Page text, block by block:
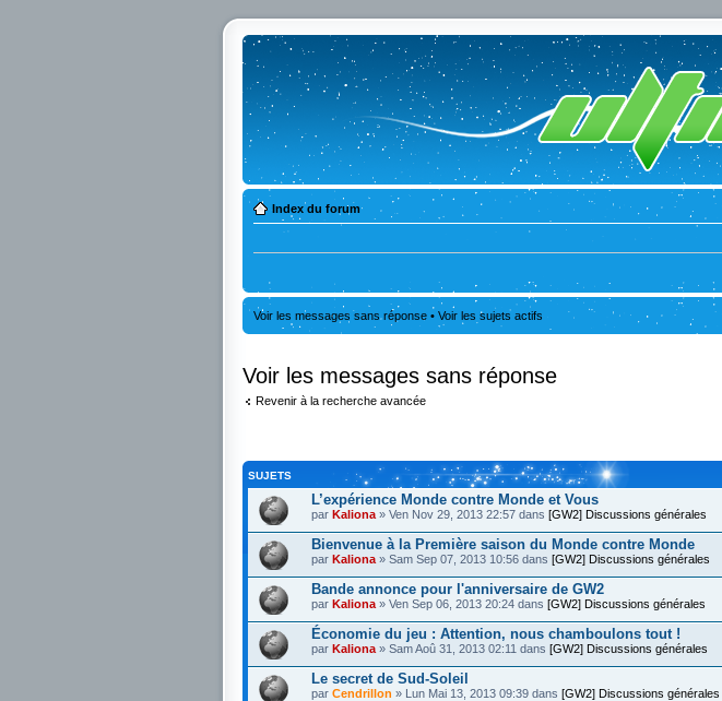
Index du forum
Voir les messages sans réponse • Voir les sujets actifs
Voir les messages sans réponse
Revenir à la recherche avancée
SUJETS
L’expérience Monde contre Monde et Vous
par Kaliona » Ven Nov 29, 2013 22:57 dans [GW2] Discussions générales
Bienvenue à la Première saison du Monde contre Monde
par Kaliona » Sam Sep 07, 2013 10:56 dans [GW2] Discussions générales
Bande annonce pour l'anniversaire de GW2
par Kaliona » Ven Sep 06, 2013 20:24 dans [GW2] Discussions générales
Économie du jeu : Attention, nous chamboulons tout !
par Kaliona » Sam Aoû 31, 2013 02:11 dans [GW2] Discussions générales
Le secret de Sud-Soleil
par Cendrillon » Lun Mai 13, 2013 09:39 dans [GW2] Discussions générales